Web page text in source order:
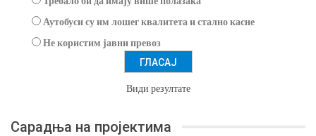
Аутобуси су им лошег квалитета и стално касне
Не користим јавни превоз
Види резултате
Сарадња на пројектима